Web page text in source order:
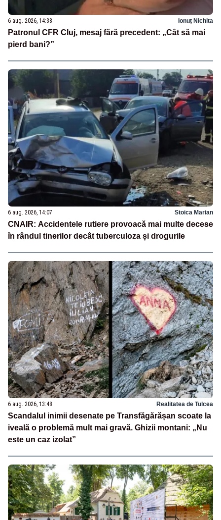
6 aug. 2026, 14:38 Ionuț Nichita
Patronul CFR Cluj, mesaj fără precedent: „Cât să mai
pierd bani?”
6 aug. 2026, 14:07 Stoica Marian
CNAIR: Accidentele rutiere provoacă mai multe decese
în rândul tinerilor decât tuberculoza și drogurile
6 aug. 2026, 13:48 Realitatea de Tulcea
Scandalul inimii desenate pe Transfăgărășan scoate la
iveală o problemă mult mai gravă. Ghizii montani: „Nu
este un caz izolat”